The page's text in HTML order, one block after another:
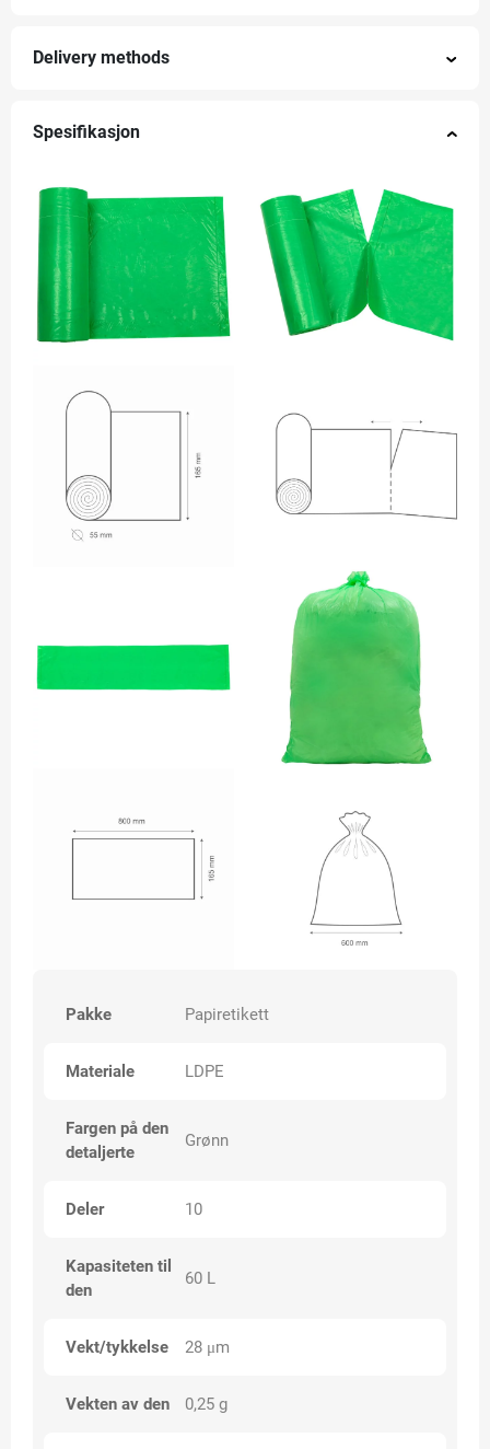
Delivery methods
Spesifikasjon
Pakke Papiretikett
Materiale LDPE
Fargen på den
detaljerte
Grønn
Deler 10
Kapasiteten til
den
60 L
Vekt/tykkelse 28 μm
Vekten av den 0,25 g